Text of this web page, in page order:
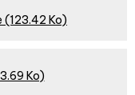
(123.42 Ko)
Ko)